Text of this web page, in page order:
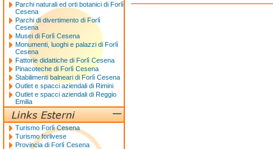
Parchi naturali ed orti botanici di Forlì
Cesena
Parchi di divertimento di Forlì
Cesena
Musei di Forlì Cesena
Monumenti, luoghi e palazzi di Forlì
Cesena
Fattorie didattiche di Forlì Cesena
Pinacoteche di Forlì Cesena
Stabilimenti balneari di Forlì Cesena
Outlet e spacci aziendali di Rimini
Outlet e spacci aziendali di Reggio
Emilia
Turismo Forlì Cesena
Turismo forlivese
Provincia di Forlì Cesena